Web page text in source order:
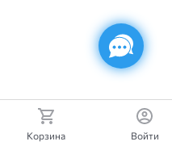
Корзина Войти